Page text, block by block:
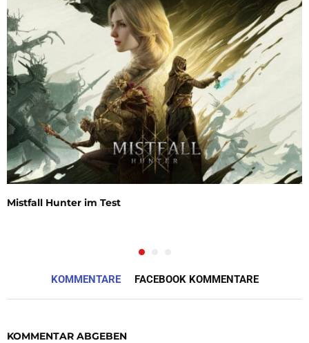
Mistfall Hunter im Test
KOMMENTARE FACEBOOK KOMMENTARE
KOMMENTAR ABGEBEN